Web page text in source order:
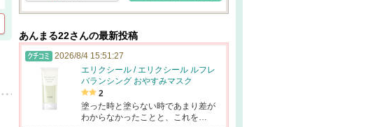
あんまる22さんの最新投稿
2026/8/4 15:51:27
エリクシール / エリクシール ルフレ
バランシング おやすみマスク
2
塗った時と塗らない時であまり差が
わからなかったことと、これを…